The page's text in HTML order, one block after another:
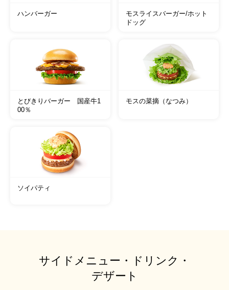
ハンバーガー
モスライスバーガー/ホット
ドッグ
とびきりバーガー 国産牛1
00％
モスの菜摘（なつみ）
ソイパティ
サイドメニュー・ドリンク・
デザート